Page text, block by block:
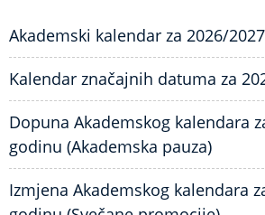
Akademski kalendar za 2026/
Kalendar značajnih datuma za
Dopuna Akademskog kalendara
godinu (Akademska pauza)
Izmjena Akademskog kalendara